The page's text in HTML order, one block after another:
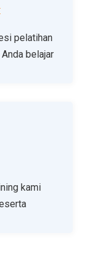
pelatihan
belajar
kami